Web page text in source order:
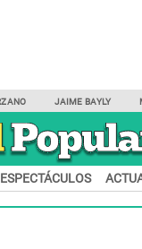
JAIME BAYLY
ESPECTÁCULOS